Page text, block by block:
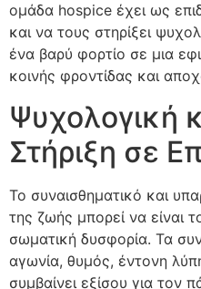
ομάδα hospice έχει ως
και να τους στηρίξει
ένα βαρύ φορτίο σε μια
κοινής φροντίδας και
Ψυχολογική
Στήριξη σε
Το συναισθηματικό και
της ζωής μπορεί να είναι
σωματική δυσφορία. Τα
αγωνία, θυμός, έντονη
συμβαίνει εξίσου για τον